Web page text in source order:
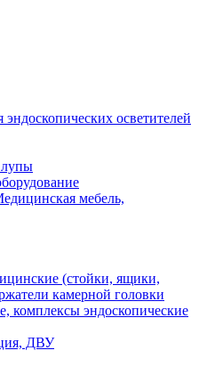
осветителей
лупы
мебель,
(стойки, ящики,
камерной головки
комплексы эндоскопические
ДВУ